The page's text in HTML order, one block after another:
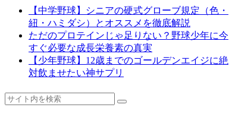
【中学野球】シニアの硬式グローブ規定（色・
紐・ハミダシ）とオススメを徹底解説
ただのプロテインじゃ足りない？野球少年に今
すぐ必要な成長栄養素の真実
【少年野球】12歳までのゴールデンエイジに絶
対飲ませたい神サプリ